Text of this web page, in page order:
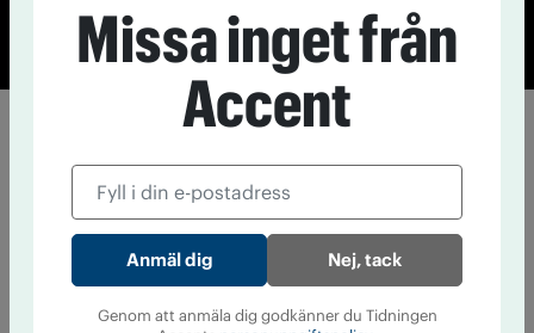
Cookiepolicy
Personuppgiftspolicy
Missa inget från
Accent
Nej, tack
Genom att anmäla dig godkänner du Tidningen